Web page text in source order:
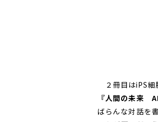
２冊目はiPS細
『人間の未来
ばらんな対話を